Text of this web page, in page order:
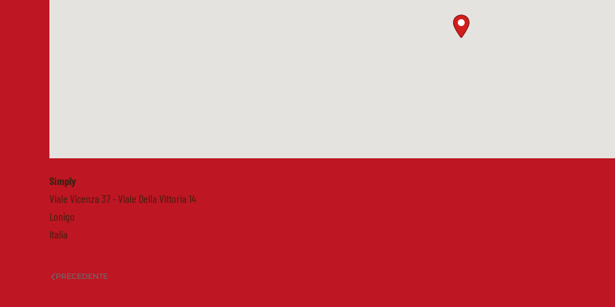
Simply
Viale Vicenza 37 - Viale Della Vittoria 14
Lonigo
Italia
PRECEDENTE